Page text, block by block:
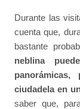
Durante las
cuenta que,
bastante
neblina
ciudadela en
saber que,